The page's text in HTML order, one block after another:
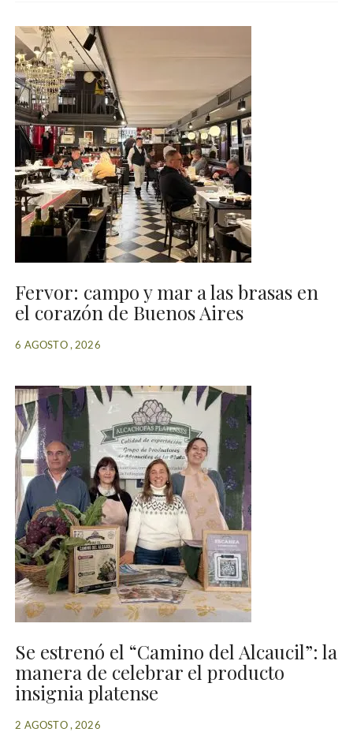
Fervor: campo y mar a las brasas en
el corazón de Buenos Aires
6 AGOSTO , 2026
Se estrenó el “Camino del Alcaucil”: la
manera de celebrar el producto
insignia platense
2 AGOSTO , 2026